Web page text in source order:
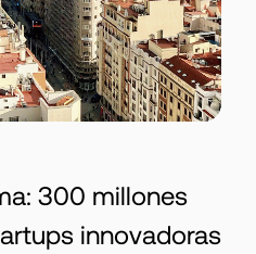
300 millones
innovadoras